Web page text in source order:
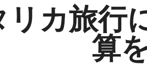
リカ旅行
算